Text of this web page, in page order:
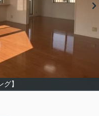
グ】